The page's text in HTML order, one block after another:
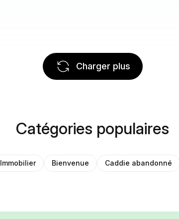
Charger plus
Catégories populaires
Immobilier Bienvenue Caddie abandonné